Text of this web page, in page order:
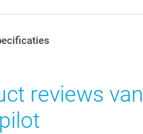
reviews van